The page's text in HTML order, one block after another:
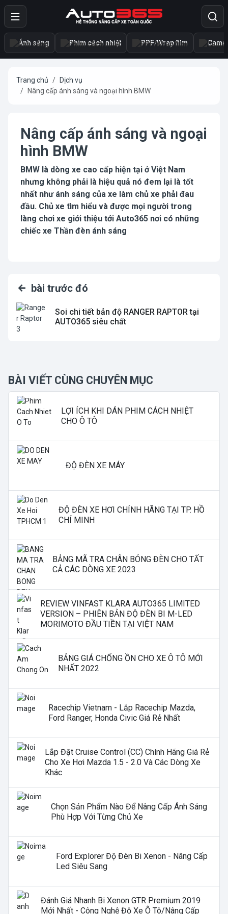
Ánh sáng Phim cách nhiệt PPF/Wrap film
Trang chủ
Dịch vụ
Nâng cấp ánh sáng và ngoại hình BMW
Nâng cấp ánh sáng và ngoại
hình BMW
BMW là dòng xe cao cấp hiện tại ở Việt Nam
nhưng không phải là hiệu quả nó đem lại là tốt
nhất như ánh sáng của xe làm chủ xe phải đau
đầu. Chủ xe tìm hiểu và được mọi người trong
làng chơi xe giới thiệu tới Auto365 nơi có những
chiếc xe Thần đèn ánh sáng
bài trước đó
Soi chi tiết bản độ RANGER RAPTOR tại
AUTO365 siêu chất
BÀI VIẾT CÙNG CHUYÊN MỤC
LỢI ÍCH KHI DÁN PHIM CÁCH NHIỆT
CHO Ô TÔ
ĐỘ ĐÈN XE MÁY
ĐỘ ĐÈN XE HƠI CHÍNH HÃNG TẠI TP. HỒ
CHÍ MINH
BẢNG MÃ TRA CHÂN BÓNG ĐÈN CHO TẤT
CẢ CÁC DÒNG XE 2023
REVIEW VINFAST KLARA AUTO365 LIMITED
VERSION – PHIÊN BẢN ĐỘ ĐÈN BI M-LED
MORIMOTO ĐẦU TIỀN TẠI VIỆT NAM
BẢNG GIÁ CHỐNG ỒN CHO XE Ô TÔ MỚI
NHẤT 2022
Racechip Vietnam - Lắp Racechip Mazda,
Ford Ranger, Honda Civic Giá Rẻ Nhất
Lắp Đặt Cruise Control (CC) Chính Hãng Giá Rẻ
Cho Xe Hơi Mazda 1.5 - 2.0 Và Các Dòng Xe
Khác
Chọn Sản Phẩm Nào Để Nâng Cấp Ánh Sáng
Phù Hợp Với Từng Chủ Xe
Ford Explorer Độ Đèn Bi Xenon - Nâng Cấp
Led Siêu Sang
Đánh Giá Nhanh Bi Xenon GTR Premium 2019
Mới Nhất - Công Nghệ Độ Xe Ô Tô/nâng Cấp